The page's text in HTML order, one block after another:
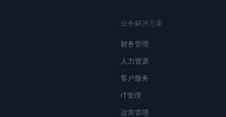
业务解决方案
财务管理
人力资源
客户服务
IT管理
运营管理